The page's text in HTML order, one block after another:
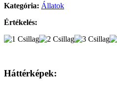
Kategória: Állatok
Értékelés:
Háttérképek: